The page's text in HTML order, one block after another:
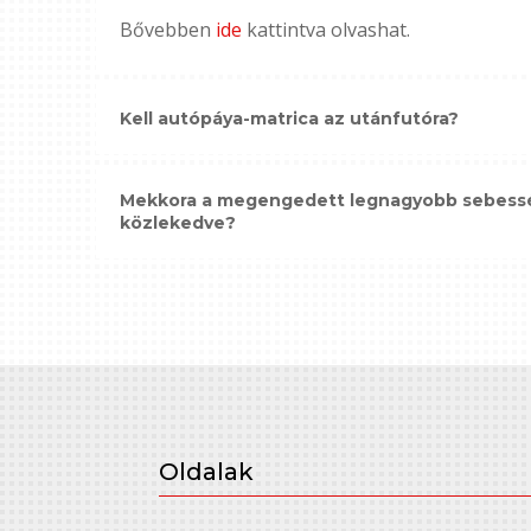
Bővebben ide kattintva olvashat.
Kell autópáya-matrica az utánfutóra?
Mekkora a megengedett legnagyobb
közlekedve?
Oldalak